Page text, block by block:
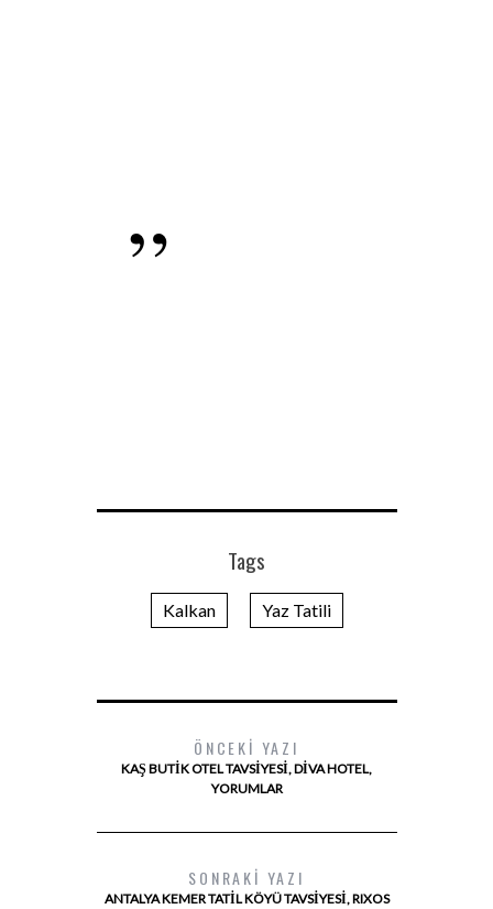
Tags
Kalkan Yaz Tatili
ÖNCEKI YAZI
KAŞ BUTIK OTEL TAVSIYESI, DIVA HOTEL,
YORUMLAR
SONRAKI YAZI
ANTALYA KEMER TATIL KÖYÜ TAVSIYESI, RIXOS